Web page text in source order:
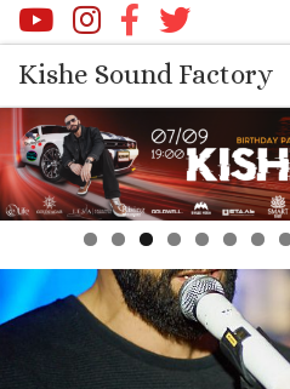
Перейти до вмісту
Kishe Sound Factory